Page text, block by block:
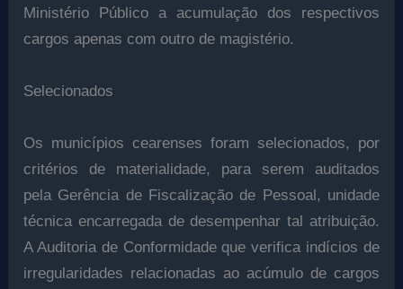
Ministério Público a acumulação dos respectivos
cargos apenas com outro de magistério.
Selecionados
Os municípios cearenses foram selecionados, por
critérios de materialidade, para serem auditados
pela Gerência de Fiscalização de Pessoal, unidade
técnica encarregada de desempenhar tal atribuição.
A Auditoria de Conformidade que verifica indícios de
irregularidades relacionadas ao acúmulo de cargos